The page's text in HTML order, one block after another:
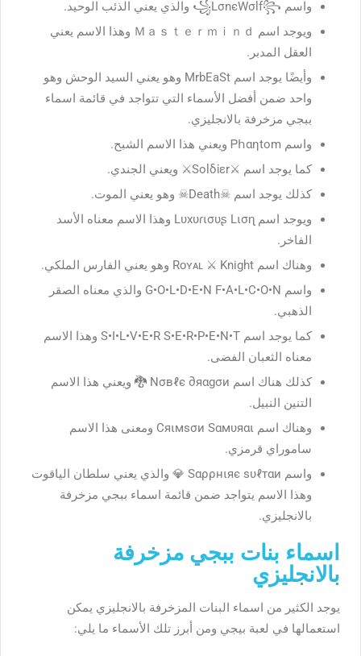
واسم ꧁LσnєWσlf꧂ والذي يعني الذئب الوحيد.
ويوجد اسم Ｍａｓｔｅｒｍｉｎｄ وهذا الاسم يعني
العقل المدبر.
وأيضًا يوجد اسم MrbEaSt وهو يعني السيد الوحش وهو
واحد ضمن أفضل الأسماء التي تتواجد في قائمة اسماء
ببجي مزخرفة بالانجليزي.
واسم Ꮲհαηtοm ويعني هذا الاسم الشبح.
كما يوجد اسم ⚔️Ѕοlδἱεr⚔️ ويعني الجندي.
كذلك يوجد اسم ☠︎︎Death☠︎︎ وهو يعني الموت.
ويوجد اسم Lυxυɾισυʂ Lισɳ وهذا الاسم معناه الأسد
الفاخر.
وهناك اسم Rᴏʏᴀʟ ⚔️ Knight وهو يعني الفارس الملكي.
واسم G•O•L•D•E•N F•A•L•C•O•N والذي معناه الصقر
الذهبي.
كما يوجد اسم S•I•L•V•E•R S•E•R•P•E•N•T وهذا الاسم
معناه الثعبان الفضى.
كذلك هناك اسم Νσвℓє ∂яαgσи 🐉 ويعني هذا الاسم
التنين النبيل.
وهناك اسم Cяιмѕσи Sαмυяαι ومعنى هذا الاسم
ساموراي قرمزي.
واسم Ѕαρρнιяє ѕυℓтαи 💎 والذي يعني سلطان الياقوت
وهذا الاسم يتواجد ضمن قائمة اسماء ببجي مزخرفة
بالانجليزي.
اسماء بنات ببجي مزخرفة
بالانجليزي
يوجد الكثير من اسماء البنات المزخرفة بالانجليزي يمكن
استعمالها في لعبة بيجي ومن أبرز تلك الأسماء ما يلي: